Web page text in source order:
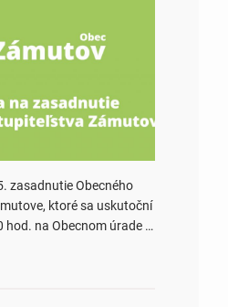
zasadnutie Obecného
ktoré sa uskutoční
hod. na Obecnom úrade v
návrhovej komisie a